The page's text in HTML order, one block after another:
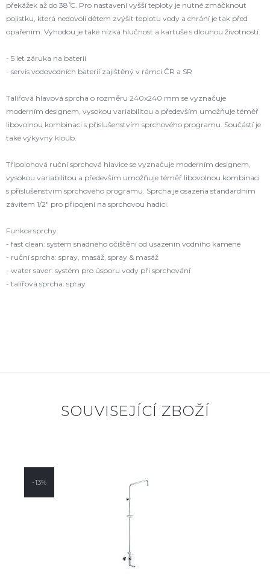
překážek až do 38 ̊C. Pro nastavení vyšší teploty je nutné zmáčknout
pojistku, která nedovolí dětem zvýšit teplotu vody a chrání je tak před
opařením. Výhodou je také nízká hlučnost a kartuše s dlouhou životností.
- 5 let záruka na baterii
- servis vodovodních baterií zajištěný v rámci ČR a SR
Talířová hlavová sprcha o rozměru 240x240 mm se vyznačuje
moderním designem, vysokou variabilitou a především umožňuje téměř
libovolnou kombinaci s příslušenstvím sprchového programu. Součástí je
také výkyvný kloub.
Třípolohová ruční sprchová hlavice se vyznačuje moderním designem,
vysokou variabilitou a především umožňuje téměř libovolnou kombinaci
s příslušenstvím sprchového programu. Sprcha je osazena standardním
závitem 1/2" pro připojení na sprchovou hadici.
Funkce sprchy:
- fast clean: systém snadného očištění od usazenin vodního kamene
- ruční sprcha: spray, masáž, spray & masáž
- water saver: systém pro úsporu vody při sprchování
- talířová sprcha: spray
SOUVISEJÍCÍ ZBOŽÍ
-13%